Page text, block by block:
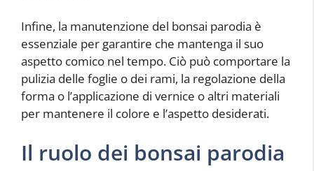
Infine, la manutenzione del bonsai parodia è
essenziale per garantire che mantenga il suo
aspetto comico nel tempo. Ciò può comportare la
pulizia delle foglie o dei rami, la regolazione della
forma o l’applicazione di vernice o altri materiali
per mantenere il colore e l’aspetto desiderati.
Il ruolo dei bonsai parodia